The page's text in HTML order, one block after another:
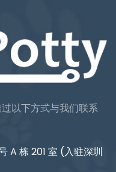
以下方式与我们联系
A 栋 201 室 (入驻深圳